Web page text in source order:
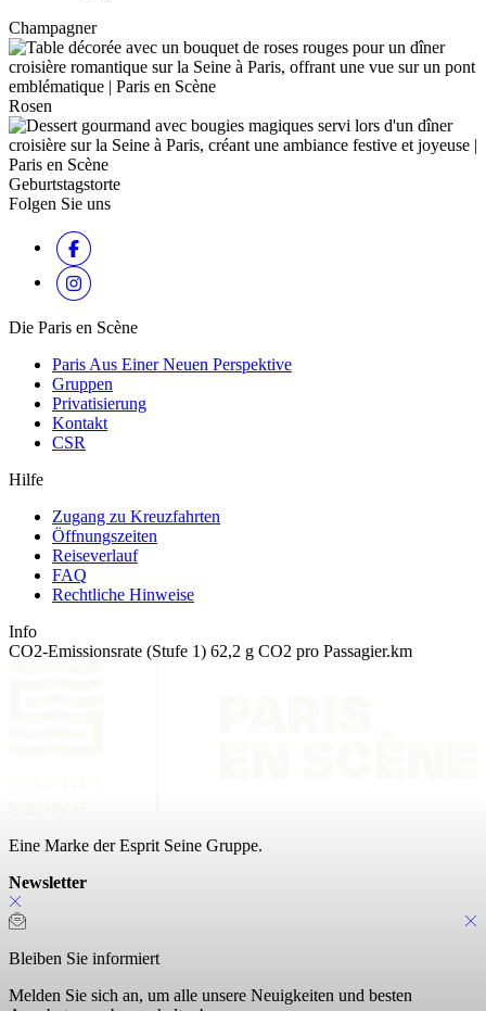
Champagner
Rosen
Geburtstagstorte
Folgen Sie uns
Die Paris en Scène
Paris Aus Einer Neuen Perspektive
Gruppen
Privatisierung
Kontakt
CSR
Hilfe
Zugang zu Kreuzfahrten
Öffnungszeiten
Reiseverlauf
FAQ
Rechtliche Hinweise
Info
CO2-Emissionsrate (Stufe 1) 62,2 g CO2 pro Passagier.km
Eine Marke der Esprit Seine Gruppe.
Newsletter
Bleiben Sie informiert
Melden Sie sich an, um alle unsere Neuigkeiten und besten